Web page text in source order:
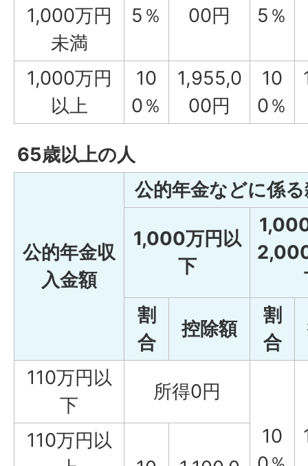
1,000万円
未満
5％
00円
5％
1,000万円
以上
10
0％
1,955,0
00円
10
0％
65歳以上の人
公的年金収
入金額
公的年金などに係
1,000万円以
下
割
合
控除額
割
合
110万円以
下
所得0円
10
110万円以